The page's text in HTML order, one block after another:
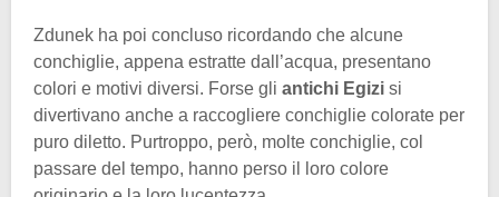
Zdunek ha poi concluso ricordando che alcune
conchiglie, appena estratte dall’acqua, presentano
colori e motivi diversi. Forse gli antichi Egizi si
divertivano anche a raccogliere conchiglie colorate per
puro diletto. Purtroppo, però, molte conchiglie, col
passare del tempo, hanno perso il loro colore